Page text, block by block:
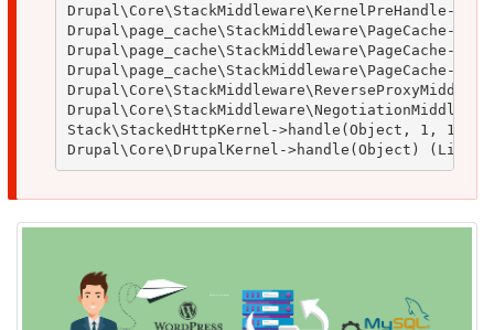
Drupal\Core\StackMiddleware\KernelPreHandle-
Drupal\page_cache\StackMiddleware\PageCache-
Drupal\page_cache\StackMiddleware\PageCache-
Drupal\page_cache\StackMiddleware\PageCache-
Stack\StackedHttpKernel->handle(Object, 1, 1)